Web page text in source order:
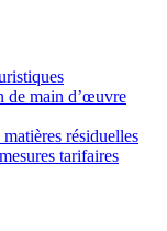
de main d’œuvre
résiduelles
tarifaires